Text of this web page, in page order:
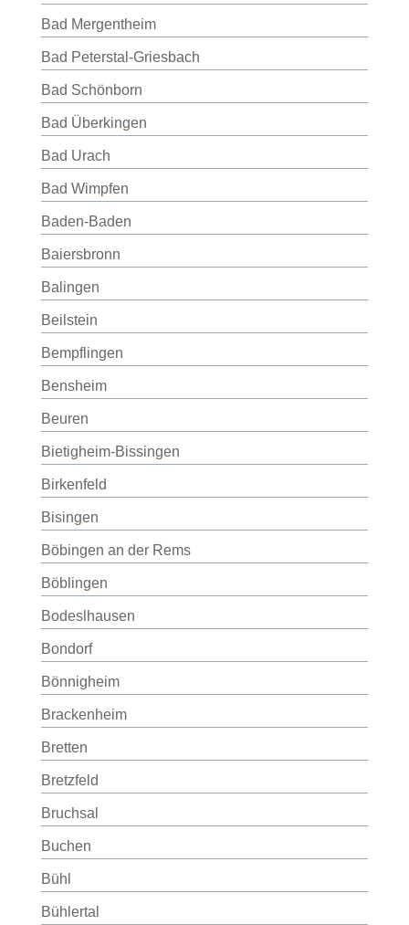
Bad Mergentheim
Bad Peterstal-Griesbach
Bad Schönborn
Bad Überkingen
Bad Urach
Bad Wimpfen
Baden-Baden
Baiersbronn
Balingen
Beilstein
Bempflingen
Bensheim
Beuren
Bietigheim-Bissingen
Birkenfeld
Bisingen
Böbingen an der Rems
Böblingen
Bodeslhausen
Bondorf
Bönnigheim
Brackenheim
Bretten
Bretzfeld
Bruchsal
Buchen
Bühl
Bühlertal